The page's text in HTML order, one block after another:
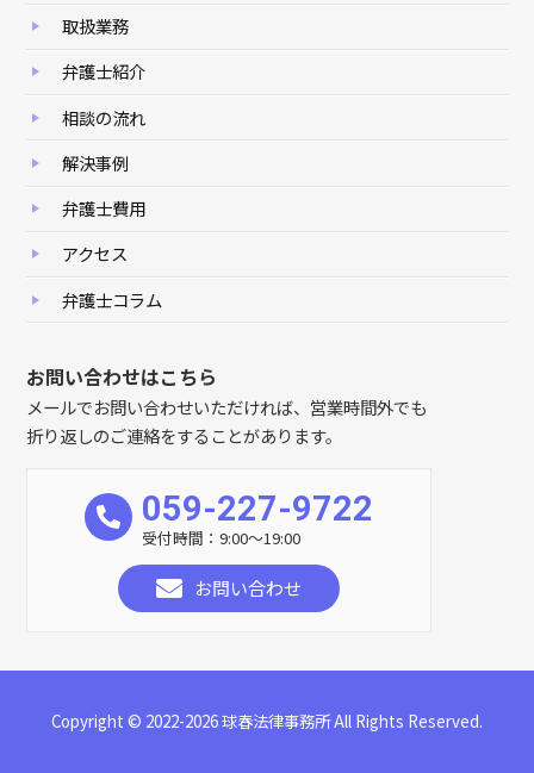
取扱業務
弁護士紹介
相談の流れ
解決事例
弁護士費用
アクセス
弁護士コラム
お問い合わせはこちら
メールでお問い合わせいただければ、営業時間外でも
折り返しのご連絡をすることがあります。
059-227-9722
受付時間：9:00～19:00
お問い合わせ
Copyright © 2022-2026 球春法律事務所 All Rights Reserved.